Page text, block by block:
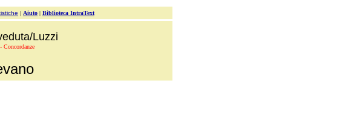
| Aiuto | Biblioteca IntraText
Luzzi
Concordanze